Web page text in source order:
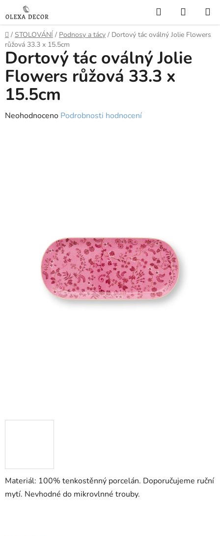
na
obsah
Hledat
KOŠÍK
Domů
/ STOLOVÁNÍ / Podnosy a tácy / Dortový tác oválný Jolie Flowers
růžová 33.3 x 15.5cm
Materiál: 100% tenkostěnný porcelán. Doporučujeme ruční
mytí. Nevhodné do mikrovlnné trouby.
Dortový tác oválný Jolie
Flowers růžová 33.3 x
15.5cm
Průměrné
Neohodnoceno Podrobnosti hodnocení